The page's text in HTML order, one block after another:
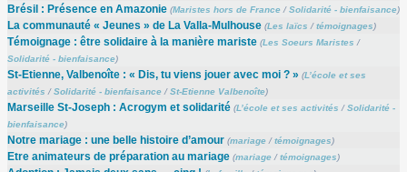
Brésil : Présence en Amazonie (Maristes hors de France/Solidarité - bienfaisance)
La communauté « Jeunes » de La Valla-Mulhouse (Les laïcs /témoignages)
Témoignage : être solidaire à la manière mariste (Les Soeurs Maristes /
Solidarité - bienfaisance)
St-Etienne, Valbenoîte : « Dis, tu viens jouer avec moi ? » (L’école et ses
activités /Solidarité - bienfaisance/St-Etienne Valbenoîte)
Marseille St-Joseph : Acrogym et solidarité (L’école et ses activités /Solidarité -
bienfaisance)
Notre mariage : une belle histoire d’amour (mariage/témoignages)
Etre animateurs de préparation au mariage (mariage/témoignages)